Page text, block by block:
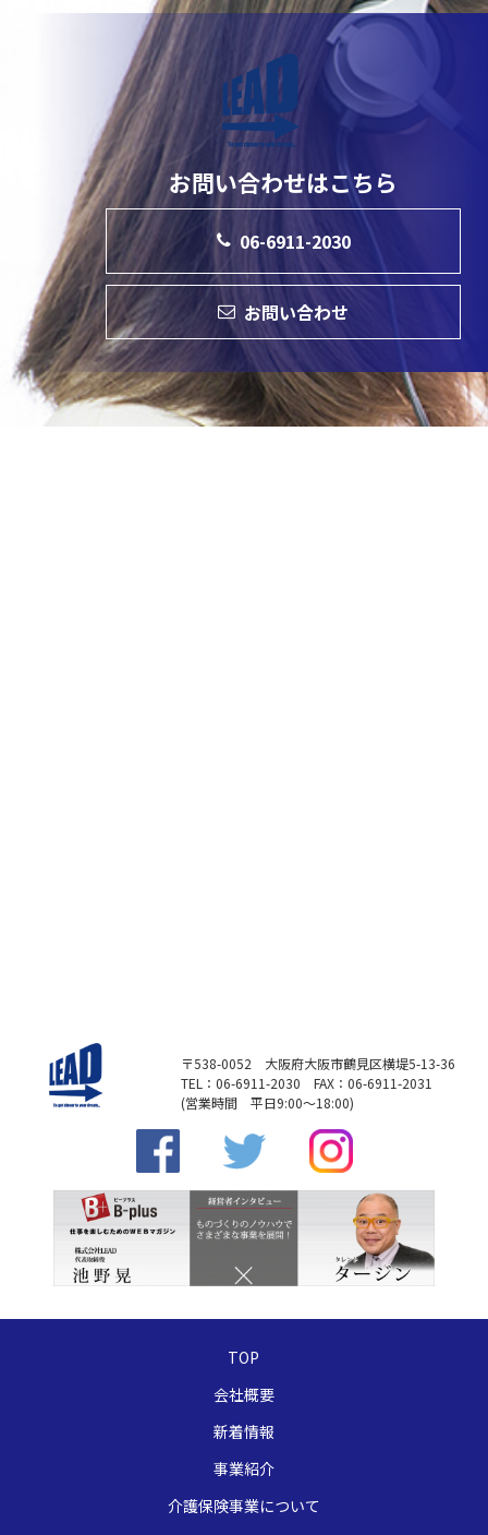
お問い合わせはこちら
06-6911-2030
お問い合わせ
〒538-0052 大阪府大阪市鶴見区横堤5-13-36
TEL：06-6911-2030 FAX：06-6911-2031
(営業時間 平日9:00～18:00)
TOP
会社概要
新着情報
事業紹介
介護保険事業について